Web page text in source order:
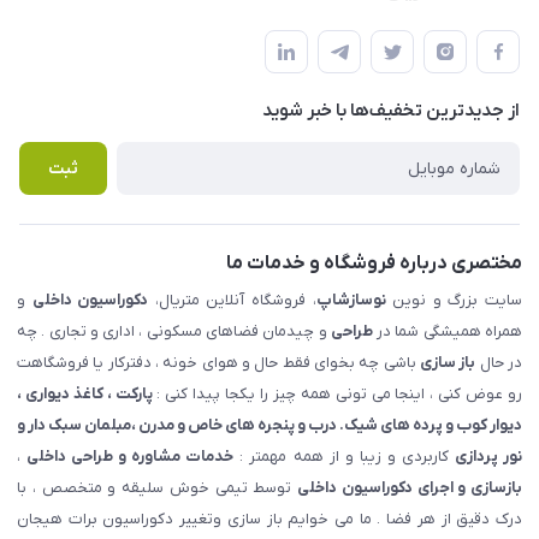
املاک مدنی - نوساز شاپ
لیست محصولات
درباره ما
قوانین و مقررات
حریم خصوصی
راهنما
پرسش های متداول
از جدید‌ترین تخفیف‌ها با‌ خبر شوید
ثبت
مختصری درباره فروشگاه و خدمات ما
سایت بزرگ و نویننوسازشاپ، فروشگاه آنلاین متریال، دکوراسیون داخلی و
همراه همیشگی شما درطراحی و چیدمان فضاهای مسکونی ، اداری و تجاری . چه
در حال باز سازی باشی چه بخوای فقط حال و هوای خونه ، دفترکار یا فروشگاهت
رو عوض کنی ، اینجا می تونی همه چیز را یکجا پیدا کنی :پارکت ، کاغذ دیواری ،
دیوار کوب و پرده های شیک. درب و پنجره های خاص و مدرن ،مبلمان سبک دار و
نور پردازی کاربردی و زیبا و از همه مهمتر : خدمات مشاوره و طراحی داخلی ،
بازسازی و اجرای دکوراسیون داخلی توسط تیمی خوش سلیقه و متخصص ، با
درک دقیق از هر فضا . ما می خوایم باز سازی وتغییر دکوراسیون برات هیجان